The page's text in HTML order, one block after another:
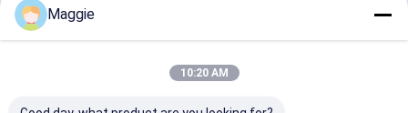
ons
ons
Site
Sitemap
Privacy Policy
Maggie
10:20 AM